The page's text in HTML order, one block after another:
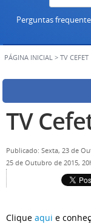
Perguntas
PÁGINA INICIAL > TV CEFET
TV
Publicado: Sexta, 23 de
25 de Outubro de 2015,
Clique aqui e